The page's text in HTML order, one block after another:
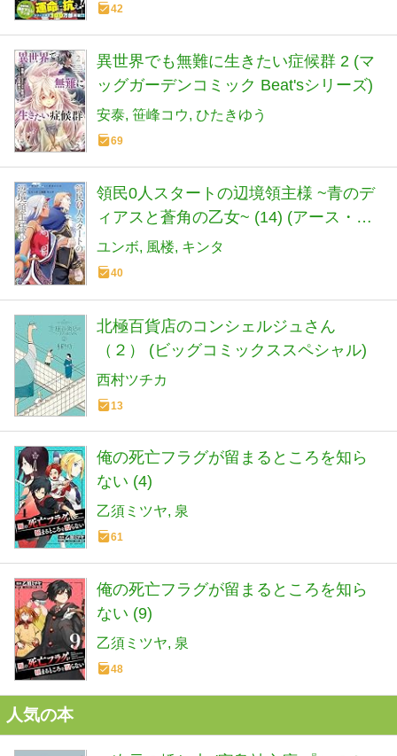
42
異世界でも無難に生きたい症候群 2 (マ
ッグガーデンコミック Beat'sシリーズ)
安泰 笹峰コウ ひたきゆう
69
領民0人スタートの辺境領主様 ~青のデ
ィアスと蒼角の乙女~ (14) (アース・ス
ターコミックス)
ユンボ 風楼 キンタ
40
北極百貨店のコンシェルジュさん
（２） (ビッグコミックススペシャル)
西村ツチカ
13
俺の死亡フラグが留まるところを知ら
ない (4)
乙須ミツヤ 泉
61
俺の死亡フラグが留まるところを知ら
ない (9)
乙須ミツヤ 泉
48
人気の本